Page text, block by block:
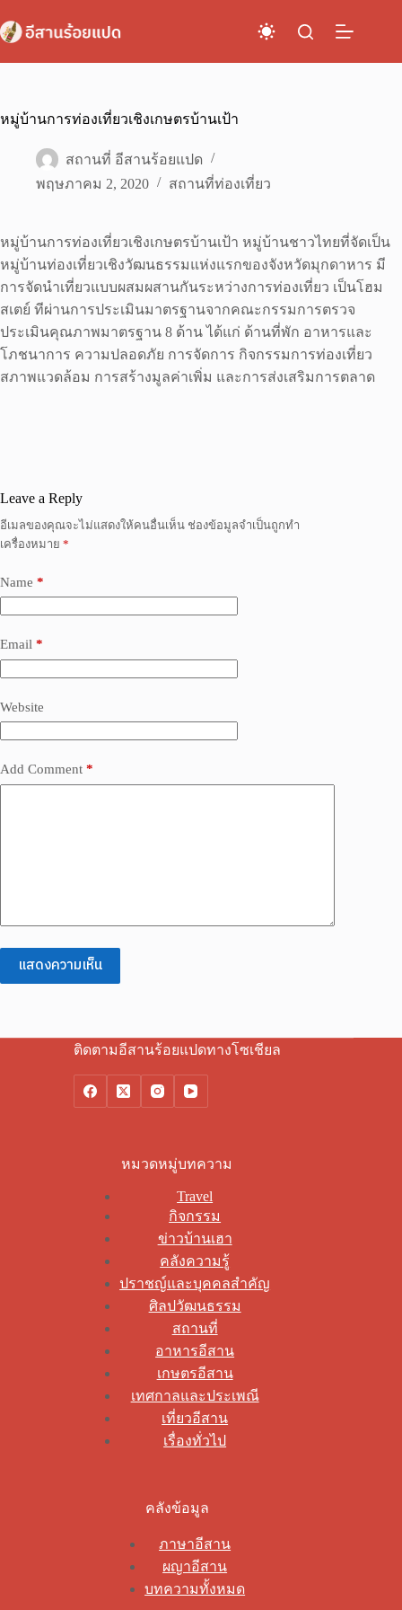
to
content
หมู่บ้านการท่องเที่ยวเชิงเกษตรบ้านเป้า
สถานที่ อีสานร้อยแปด
พฤษภาคม 2, 2020
สถานที่ท่องเที่ยว
หมู่บ้านการท่องเที่ยวเชิงเกษตรบ้านเป้า หมู่บ้านชาวไทยที่จัดเป็น
หมู่บ้านท่องเที่ยวเชิงวัฒนธรรมแห่งแรกของจังหวัดมุกดาหาร มี
การจัดนำเที่ยวแบบผสมผสานกันระหว่างการท่องเที่ยว เป็นโฮม
สเตย์ ทีผ่านการประเมินมาตรฐานจากคณะกรรมการตรวจ
ประเมินคุณภาพมาตรฐาน 8 ด้าน ได้แก่ ด้านที่พัก อาหารและ
โภชนาการ ความปลอดภัย การจัดการ กิจกรรมการท่องเที่ยว
สภาพแวดล้อม การสร้างมูลค่าเพิ่ม และการส่งเสริมการตลาด
Leave a Reply
อีเมลของคุณจะไม่แสดงให้คนอื่นเห็น ช่องข้อมูลจำเป็นถูกทำ
เครื่องหมาย *
Name *
Email *
Website
Add Comment *
แสดงความเห็น
ติดตามอีสานร้อยแปดทางโซเชียล
หมวดหมู่บทความ
Travel
กิจกรรม
ข่าวบ้านเฮา
คลังความรู้
ปราชญ์และบุคคลสำคัญ
ศิลปวัฒนธรรม
สถานที่
อาหารอีสาน
เกษตรอีสาน
เทศกาลและประเพณี
เที่ยวอีสาน
เรื่องทั่วไป
คลังข้อมูล
ภาษาอีสาน
ผญาอีสาน
บทความทั้งหมด